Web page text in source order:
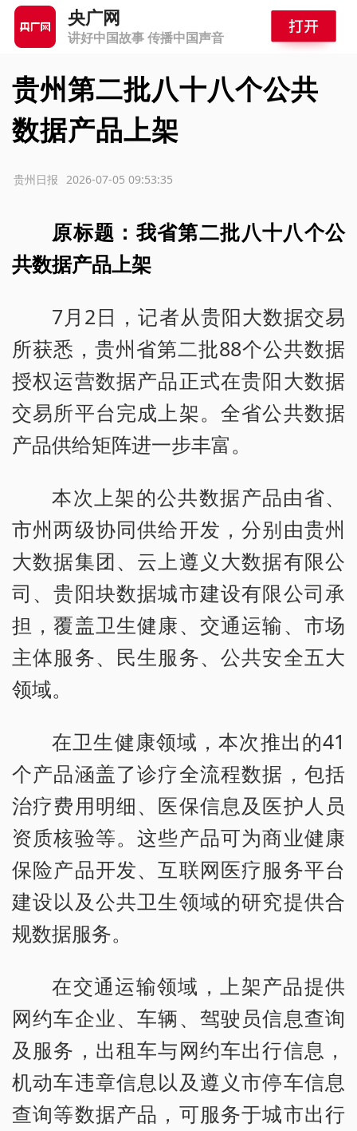
央广网
讲好中国故事 传播中国声音
贵州第二批八十八个公共
数据产品上架
2026-07-05 09:53:35
贵州日报
原标题：我省第二批八十八个公
共数据产品上架
7月2日，记者从贵阳大数据交易
所获悉，贵州省第二批88个公共数据
授权运营数据产品正式在贵阳大数据
交易所平台完成上架。全省公共数据
产品供给矩阵进一步丰富。
本次上架的公共数据产品由省、
市州两级协同供给开发，分别由贵州
大数据集团、云上遵义大数据有限公
司、贵阳块数据城市建设有限公司承
担，覆盖卫生健康、交通运输、市场
主体服务、民生服务、公共安全五大
领域。
在卫生健康领域，本次推出的41
个产品涵盖了诊疗全流程数据，包括
治疗费用明细、医保信息及医护人员
资质核验等。这些产品可为商业健康
保险产品开发、互联网医疗服务平台
建设以及公共卫生领域的研究提供合
规数据服务。
在交通运输领域，上架产品提供
网约车企业、车辆、驾驶员信息查询
及服务，出租车与网约车出行信息，
机动车违章信息以及遵义市停车信息
查询等数据产品，可服务于城市出行